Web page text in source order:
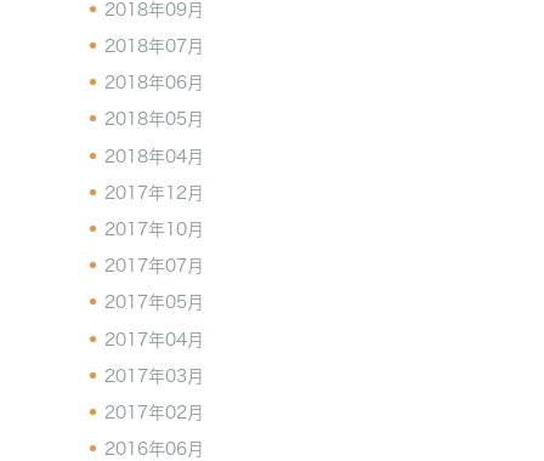
2018年09月
2018年07月
2018年06月
2018年05月
2018年04月
2017年12月
2017年10月
2017年07月
2017年05月
2017年04月
2017年03月
2017年02月
2016年06月